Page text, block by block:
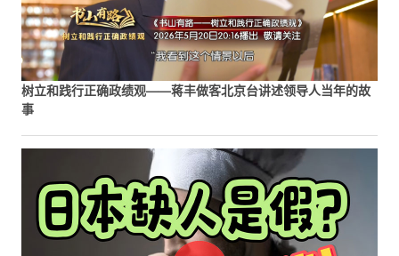
树立和践行正确政绩观——蒋丰做客北京台讲述领导人当年的故
事